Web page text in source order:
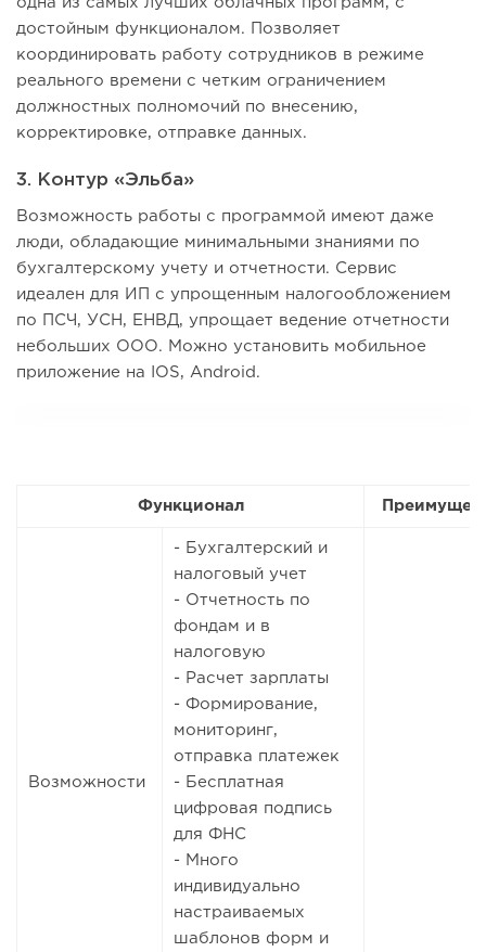
одна из самых лучших облачных программ, с
достойным функционалом. Позволяет
координировать работу сотрудников в режиме
реального времени с четким ограничением
должностных полномочий по внесению,
корректировке, отправке данных.
3. Контур «Эльба»
Возможность работы с программой имеют даже
люди, обладающие минимальными знаниями по
бухгалтерскому учету и отчетности. Сервис
идеален для ИП с упрощенным налогообложением
по ПСЧ, УСН, ЕНВД, упрощает ведение отчетности
небольших ООО. Можно установить мобильное
приложение на IOS, Android.
Функционал
Возможности
- Бухгалтерский и
налоговый учет
- Отчетность по
фондам и в
налоговую
- Расчет зарплаты
- Формирование,
мониторинг,
отправка платежек
- Бесплатная
цифровая подпись
для ФНС
- Много
индивидуально
настраиваемых
шаблонов форм и